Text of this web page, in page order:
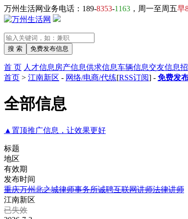
万州生活网业务电话：189-8353-1163 ，周一至周五早
首 页 人才信息 房产信息供求信息车辆信息交友信息
首页 > 江南新区 - 网络/电商/代练[RSS订阅] - 免费发
全部信息
▲置顶推广信息，让效果更好
标题
地区
有效期
发布时间
重庆万州北之城律师事务所诚聘互联网讲师法律讲师
江南新区
已失效